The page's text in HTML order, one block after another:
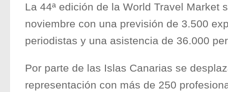
La 44ª edición de la World Travel Market
noviembre con una previsión de 3.500
periodistas y una asistencia de 36.000
Por parte de las Islas Canarias se
representación con más de 250